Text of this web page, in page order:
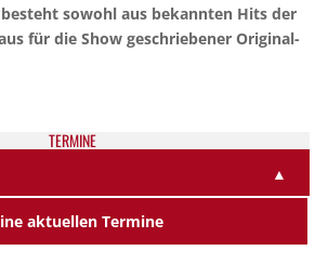
sowohl aus bekannten Hits der
für die Show geschriebener Original-
TER­MI­NE
▲
aktuellen Termine